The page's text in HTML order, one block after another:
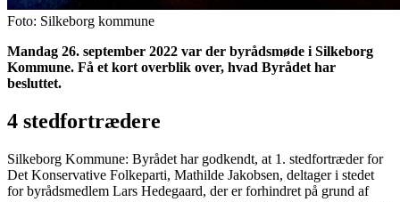
Foto: Silkeborg kommune
Mandag 26. september 2022 var der byrådsmøde i Silkeborg
Kommune. Få et kort overblik over, hvad Byrådet har
besluttet.
4 stedfortrædere
Silkeborg Kommune: Byrådet har godkendt, at 1. stedfortræder for
Det Konservative Folkeparti, Mathilde Jakobsen, deltager i stedet
for byrådsmedlem Lars Hedegaard, der er forhindret på grund af